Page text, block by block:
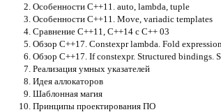
Особенности C++11. auto, lambda, tuple
Особенности C++11. Move, variadic templates
Сравнение C++11, C++14 с С++ 03
Обзор C++17. Constexpr lambda. Fold
Обзор C++17. If constexpr. Structured bindings.
Реализация умных указателей
Идея аллокаторов
Шаблонная магия
Принципы проектирования ПО